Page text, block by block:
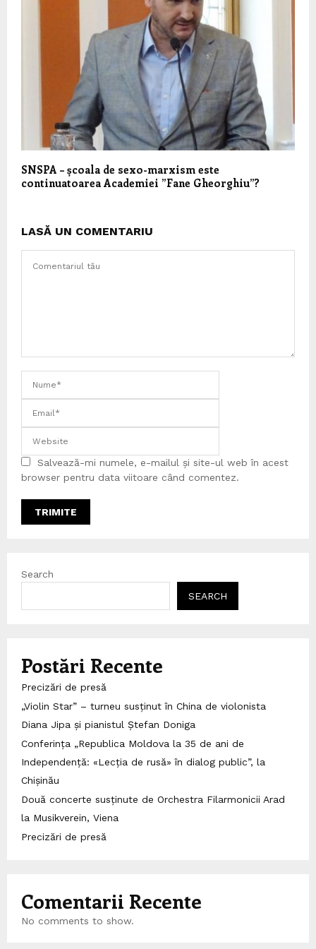
SNSPA – școala de sexo-marxism este
continuatoarea Academiei ”Fane Gheorghiu”?
LASĂ UN COMENTARIU
Salvează-mi numele, e-mailul și site-ul web în acest
browser pentru data viitoare când comentez.
Search
SEARCH
Postări Recente
Precizări de presă
„Violin Star” – turneu susținut în China de violonista
Diana Jipa și pianistul Ștefan Doniga
Conferința „Republica Moldova la 35 de ani de
Independență: «Lecția de rusă» în dialog public”, la
Chișinău
Două concerte susținute de Orchestra Filarmonicii Arad
la Musikverein, Viena
Precizări de presă
Comentarii Recente
No comments to show.